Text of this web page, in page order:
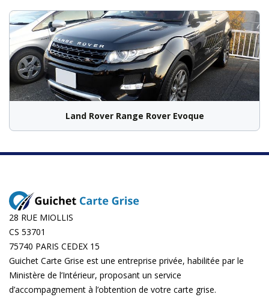
Land Rover Range Rover Evoque
28 RUE MIOLLIS
CS 53701
75740 PARIS CEDEX 15
Guichet Carte Grise est une entreprise privée, habilitée par le
Ministère de l’Intérieur, proposant un service
d’accompagnement à l’obtention de votre carte grise.